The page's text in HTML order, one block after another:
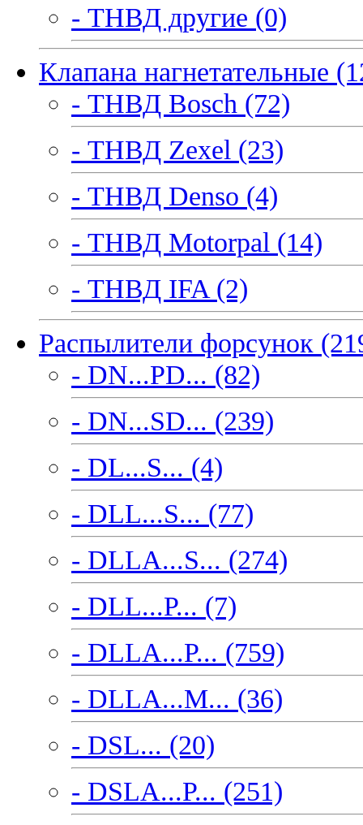
- ТНВД другие (0)
Клапана нагнетательные
- ТНВД Bosch (72)
- ТНВД Zexel (23)
- ТНВД Denso (4)
- ТНВД Motorpal (14)
- ТНВД IFA (2)
Распылители форсунок
- DN...PD... (82)
- DN...SD... (239)
- DL...S... (4)
- DLL...S... (77)
- DLLA...S... (274)
- DLL...P... (7)
- DLLA...P... (759)
- DLLA...M... (36)
- DSL... (20)
- DSLA...P... (251)